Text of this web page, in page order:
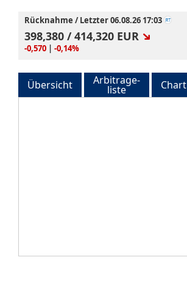
Rücknahme / Letzter 06.08.26 17:03
398,380 /414,320 EUR
-0,570 | -0,14%
Übersicht Arbitrage-
liste Chart